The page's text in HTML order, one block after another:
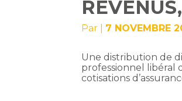
Par 7 NOVEMBRE
Une distribution de
professionnel libéral
cotisations